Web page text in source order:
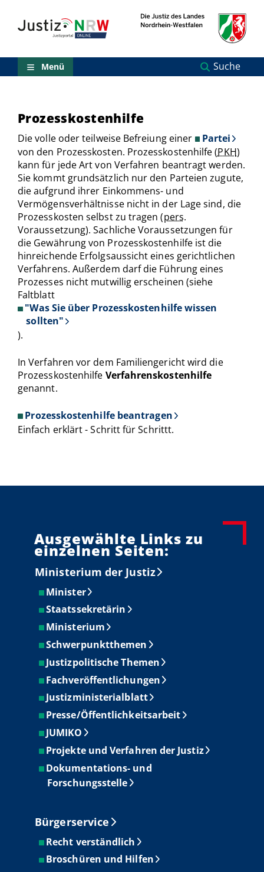
Inhalt
(Sprungmarken)
Menü
Zur
Entscheidungssuche
Zur
Hauptnavigation
Zum
aktuellen
Inhalt
Zu
ausgewählten
Links
zu
einzelnen
Seiten
Menü Suche
Prozesskostenhilfe
Die volle oder teilweise Befreiung einer
Partei
von den Prozesskosten. Prozesskostenhilfe (PKH)
kann für jede Art von Verfahren beantragt werden.
Sie kommt grundsätzlich nur den Parteien zugute,
die aufgrund ihrer Einkommens- und
Vermögensverhältnisse nicht in der Lage sind, die
Prozesskosten selbst zu tragen (pers.
Voraussetzung). Sachliche Voraussetzungen für
die Gewährung von Prozesskostenhilfe ist die
hinreichende Erfolgsaussicht eines gerichtlichen
Verfahrens. Außerdem darf die Führung eines
Prozesses nicht mutwillig erscheinen (siehe
Faltblatt
"Was Sie über Prozesskostenhilfe wissen
sollten"
).
In Verfahren vor dem Familiengericht wird die
Prozesskostenhilfe Verfahrenskostenhilfe
genannt.
Prozesskostenhilfe beantragen
Einfach erklärt - Schritt für Schrittt.
Ausgewählte Links zu
einzelnen Seiten:
Ministerium der Justiz
Minister
Staatssekretärin
Ministerium
Schwerpunktthemen
Justizpolitische Themen
Fachveröffentlichungen
Justizministerialblatt
Presse/Öffentlichkeitsarbeit
JUMIKO
Projekte und Verfahren der Justiz
Dokumentations- und
Forschungsstelle
Bürgerservice
Recht verständlich
Broschüren und Hilfen